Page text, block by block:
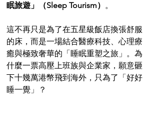
眠旅遊」（Sleep Tourism） 。
這不再只是為了在五星級飯店換張舒服
的床，而是一場結合醫療科技、心理療
癒與極致奢華的「睡眠重塑之旅」。為
什麼一票高壓上班族與企業家，願意砸
下十幾萬港幣飛到海外，只為了「好好
睡一覺」？